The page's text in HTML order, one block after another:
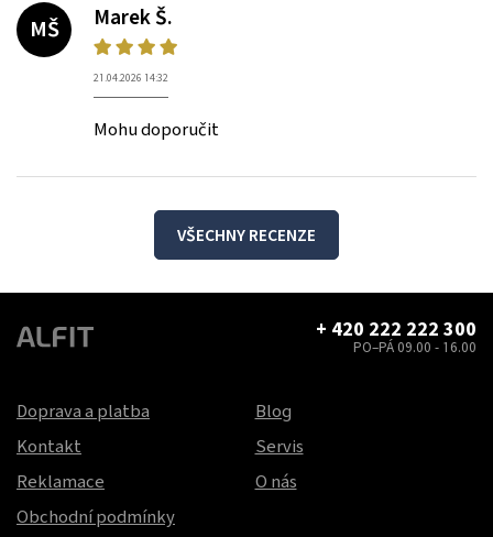
MŠ
Marek Š.
21.04.2026 14:32
Mohu doporučit
VŠECHNY RECENZE
+ 420 222 222 300
PO–PÁ 09.00 - 16.00
Doprava a platba
Kontakt
Reklamace
Obchodní podmínky
Blog
Servis
O nás